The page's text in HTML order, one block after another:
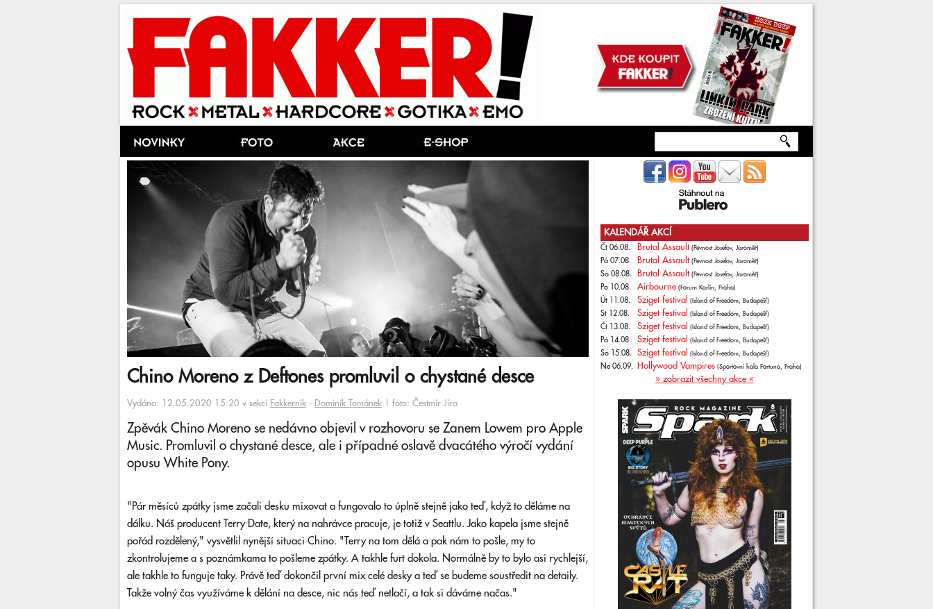
Chino Moreno z Deftones promluvil o chystané desce
Vydáno: 12.05.2020 15:20 v sekci Fakkerník - Dominik Tománek | foto: Čestmír Jíra
Zpěvák Chino Moreno se nedávno objevil v rozhovoru se Zanem Lowem pro Apple
Music. Promluvil o chystané desce, ale i případné oslavě dvacátého výročí vydání
opusu White Pony.
"Pár měsíců zpátky jsme začali desku mixovat a fungovalo to úplně stejně jako teď, když to děláme na
dálku. Náš producent Terry Date, který na nahrávce pracuje, je totiž v Seattlu. Jako kapela jsme stejně
pořád rozdělený," vysvětlil nynější situaci Chino. "Terry na tom dělá a pak nám to pošle, my to
zkontrolujeme a s poznámkama to pošleme zpátky. A takhle furt dokola. Normálně by to bylo asi rychlejší,
ale takhle to funguje taky. Právě teď dokončil první mix celé desky a teď se budeme soustředit na detaily.
Takže volný čas využíváme k dělání na desce, nic nás teď netlačí, a tak si dáváme načas."
KALENDÁŘ AKCÍ
Čt 06.08. Brutal Assault (Pevnost Josefov, Jaroměř)
Pá 07.08. Brutal Assault (Pevnost Josefov, Jaroměř)
So 08.08. Brutal Assault (Pevnost Josefov, Jaroměř)
Po 10.08. Airbourne (Forum Karlín, Praha)
Út 11.08. Sziget festival (Island of Freedom, Budapešť)
St 12.08. Sziget festival (Island of Freedom, Budapešť)
Čt 13.08. Sziget festival (Island of Freedom, Budapešť)
Pá 14.08. Sziget festival (Island of Freedom, Budapešť)
So 15.08. Sziget festival (Island of Freedom, Budapešť)
Ne 06.09. Hollywood Vampires (Sportovní hala Fortuna, Praha)
» zobrazit všechny akce «